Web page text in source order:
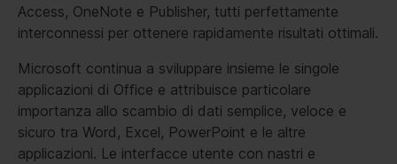
Access, OneNote e Publisher, tutti perfettamente
interconnessi per ottenere rapidamente risultati ottimali.
Microsoft continua a sviluppare insieme le singole
applicazioni di Office e attribuisce particolare
importanza allo scambio di dati semplice, veloce e
sicuro tra Word, Excel, PowerPoint e le altre
applicazioni. Le interfacce utente con nastri e